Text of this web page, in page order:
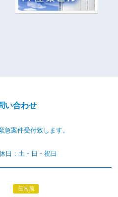
い合わせ
案件受付致します。
日：土・日・祝日
日南局